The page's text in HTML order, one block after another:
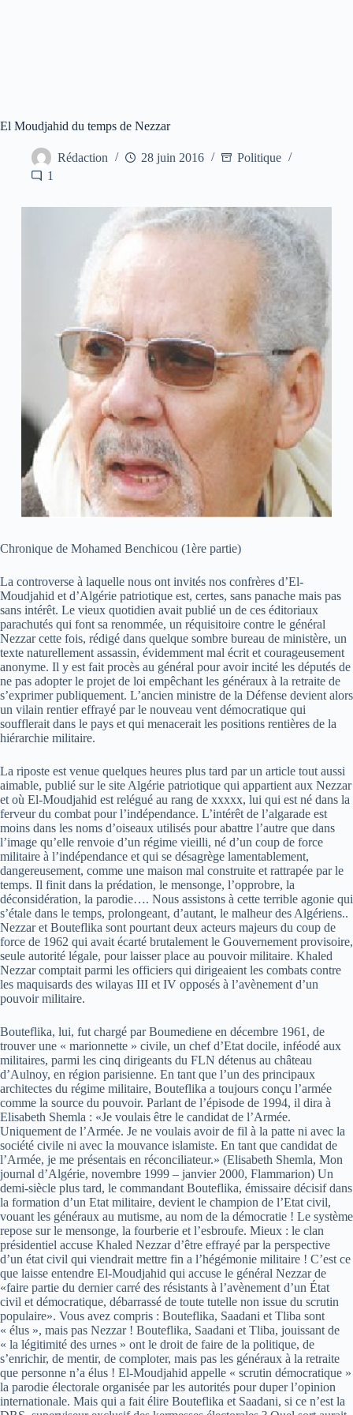
El Moudjahid du temps de Nezzar
Rédaction 28 juin 2016
Politique
1
Chronique de Mohamed Benchicou (1ère partie)
La controverse à laquelle nous ont invités nos confrères d’El-
Moudjahid et d’Algérie patriotique est, certes, sans panache mais pas
sans intérêt. Le vieux quotidien avait publié un de ces éditoriaux
parachutés qui font sa renommée, un réquisitoire contre le général
Nezzar cette fois, rédigé dans quelque sombre bureau de ministère, un
texte naturellement assassin, évidemment mal écrit et courageusement
anonyme. Il y est fait procès au général pour avoir incité les députés de
ne pas adopter le projet de loi empêchant les généraux à la retraite de
s’exprimer publiquement. L’ancien ministre de la Défense devient alors
un vilain rentier effrayé par le nouveau vent démocratique qui
soufflerait dans le pays et qui menacerait les positions rentières de la
hiérarchie militaire.
La riposte est venue quelques heures plus tard par un article tout aussi
aimable, publié sur le site Algérie patriotique qui appartient aux Nezzar
et où El-Moudjahid est relégué au rang de xxxxx, lui qui est né dans la
ferveur du combat pour l’indépendance. L’intérêt de l’algarade est
moins dans les noms d’oiseaux utilisés pour abattre l’autre que dans
l’image qu’elle renvoie d’un régime vieilli, né d’un coup de force
militaire à l’indépendance et qui se désagrège lamentablement,
dangereusement, comme une maison mal construite et rattrapée par le
temps. Il finit dans la prédation, le mensonge, l’opprobre, la
déconsidération, la parodie…. Nous assistons à cette terrible agonie qui
s’étale dans le temps, prolongeant, d’autant, le malheur des Algériens..
Nezzar et Bouteflika sont pourtant deux acteurs majeurs du coup de
force de 1962 qui avait écarté brutalement le Gouvernement provisoire,
seule autorité légale, pour laisser place au pouvoir militaire. Khaled
Nezzar comptait parmi les officiers qui dirigeaient les combats contre
les maquisards des wilayas III et IV opposés à l’avènement d’un
pouvoir militaire.
Bouteflika, lui, fut chargé par Boumediene en décembre 1961, de
trouver une « marionnette » civile, un chef d’Etat docile, inféodé aux
militaires, parmi les cinq dirigeants du FLN détenus au château
d’Aulnoy, en région parisienne. En tant que l’un des principaux
architectes du régime militaire, Bouteflika a toujours conçu l’armée
comme la source du pouvoir. Parlant de l’épisode de 1994, il dira à
Elisabeth Shemla : «Je voulais être le candidat de l’Armée.
Uniquement de l’Armée. Je ne voulais avoir de fil à la patte ni avec la
société civile ni avec la mouvance islamiste. En tant que candidat de
l’Armée, je me présentais en réconciliateur.» (Elisabeth Shemla, Mon
journal d’Algérie, novembre 1999 – janvier 2000, Flammarion) Un
demi-siècle plus tard, le commandant Bouteflika, émissaire décisif dans
la formation d’un Etat militaire, devient le champion de l’Etat civil,
vouant les généraux au mutisme, au nom de la démocratie ! Le système
repose sur le mensonge, la fourberie et l’esbroufe. Mieux : le clan
présidentiel accuse Khaled Nezzar d’être effrayé par la perspective
d’un état civil qui viendrait mettre fin a l’hégémonie militaire ! C’est ce
que laisse entendre El-Moudjahid qui accuse le général Nezzar de
«faire partie du dernier carré des résistants à l’avènement d’un État
civil et démocratique, débarrassé de toute tutelle non issue du scrutin
populaire». Vous avez compris : Bouteflika, Saadani et Tliba sont
« élus », mais pas Nezzar ! Bouteflika, Saadani et Tliba, jouissant de
« la légitimité des urnes » ont le droit de faire de la politique, de
s’enrichir, de mentir, de comploter, mais pas les généraux à la retraite
que personne n’a élus ! El-Moudjahid appelle « scrutin démocratique »
la parodie électorale organisée par les autorités pour duper l’opinion
internationale. Mais qui a fait élire Bouteflika et Saadani, si ce n’est la